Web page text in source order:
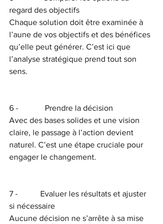
regard des objectifs
Chaque solution doit être examinée à
l’aune de vos objectifs et des bénéfices
qu’elle peut générer. C’est ici que
l’analyse stratégique prend tout son
sens.
6 -             Prendre la décision
Avec des bases solides et une vision
claire, le passage à l’action devient
naturel. C’est une étape cruciale pour
engager le changement.
7 -           Evaluer les résultats et ajuster
si nécessaire
Aucune décision ne s’arrête à sa mise